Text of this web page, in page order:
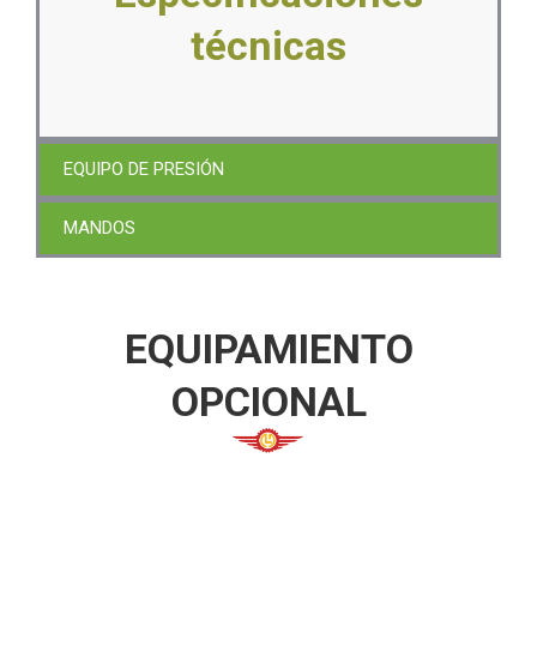
técnicas
EQUIPO DE PRESIÓN
MANDOS
EQUIPAMIENTO
OPCIONAL